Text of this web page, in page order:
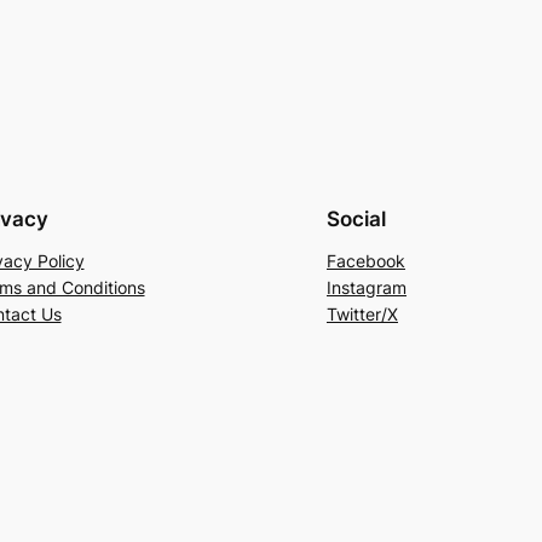
Policy
and Conditions
Us
Social
Facebook
Instagram
Twitter/X